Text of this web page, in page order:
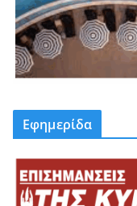
Εφημερίδα